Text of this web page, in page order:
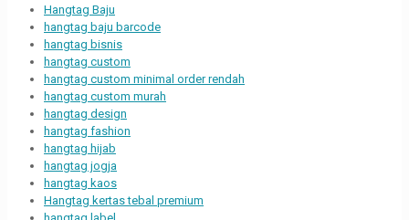
Hangtag Baju
hangtag baju barcode
hangtag bisnis
hangtag custom
hangtag custom minimal order rendah
hangtag custom murah
hangtag design
hangtag fashion
hangtag hijab
hangtag jogja
hangtag kaos
Hangtag kertas tebal premium